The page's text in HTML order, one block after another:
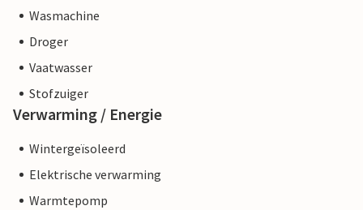
Wasmachine
Droger
Vaatwasser
Stofzuiger
Verwarming / Energie
Wintergeïsoleerd
Elektrische verwarming
Warmtepomp